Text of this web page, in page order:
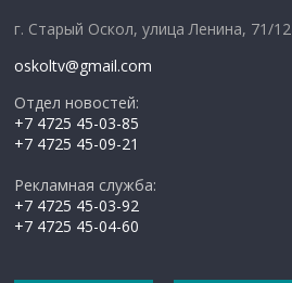
г. Старый Оскол, улица Ленина, 71/12
oskoltv@gmail.com
Отдел новостей:
+7 4725 45-03-85
+7 4725 45-09-21
Рекламная служба:
+7 4725 45-03-92
+7 4725 45-04-60